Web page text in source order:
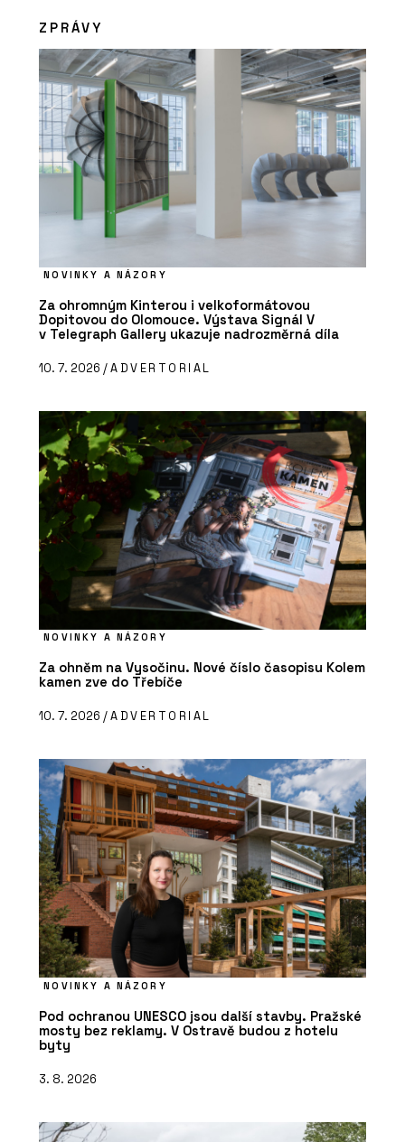
ZPRÁVY
NOVINKY A NÁZORY
Za ohromným Kinterou i velkoformátovou
Dopitovou do Olomouce. Výstava Signál V
v Telegraph Gallery ukazuje nadrozměrná díla
10. 7. 2026 /ADVERTORIAL
NOVINKY A NÁZORY
Za ohněm na Vysočinu. Nové číslo časopisu Kolem
kamen zve do Třebíče
10. 7. 2026 /ADVERTORIAL
NOVINKY A NÁZORY
Pod ochranou UNESCO jsou další stavby. Pražské
mosty bez reklamy. V Ostravě budou z hotelu
byty
3. 8. 2026